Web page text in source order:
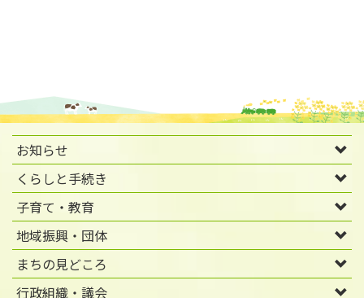
お知らせ
くらしと手続き
子育て・教育
地域振興・団体
まちの見どころ
行政組織・議会